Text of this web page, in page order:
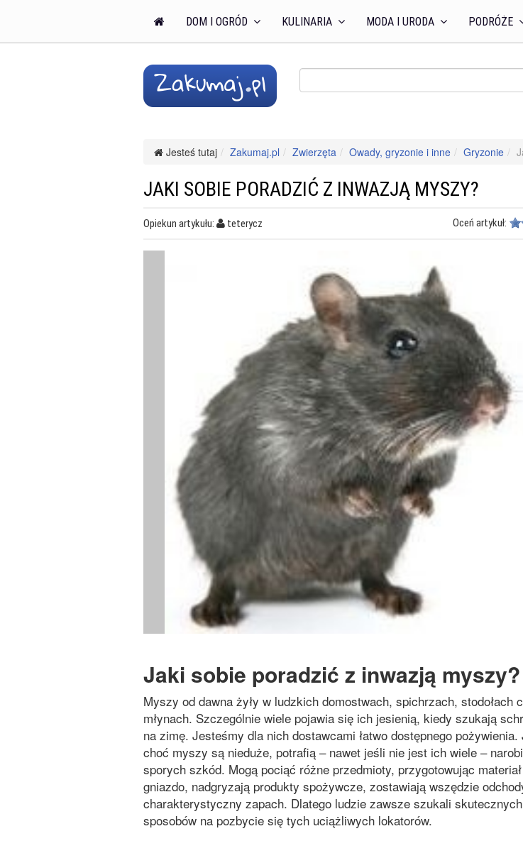
DOM I OGRÓD KULINARIA MODA I URODA PODRÓŻE
Jesteś tutaj Zakumaj.pl Zwierzęta Owady, gryzonie i inne Gryzonie
JAKI SOBIE PORADZIĆ Z INWAZJĄ MYSZY?
Opiekun artykułu: teterycz Oceń artykuł:
Jaki sobie poradzić z inwazją myszy?
Myszy od dawna żyły w ludzkich domostwach, spichrzach, stodołach
młynach. Szczególnie wiele pojawia się ich jesienią, kiedy szukają
na zimę. Jesteśmy dla nich dostawcami łatwo dostępnego pożywienia.
choć myszy są nieduże, potrafią – nawet jeśli nie jest ich wiele –
sporych szkód. Mogą pociąć różne przedmioty, przygotowując
gniazdo, nadgryzają produkty spożywcze, zostawiają wszędzie
charakterystyczny zapach. Dlatego ludzie zawsze szukali skutecznych
sposobów na pozbycie się tych uciążliwych lokatorów.